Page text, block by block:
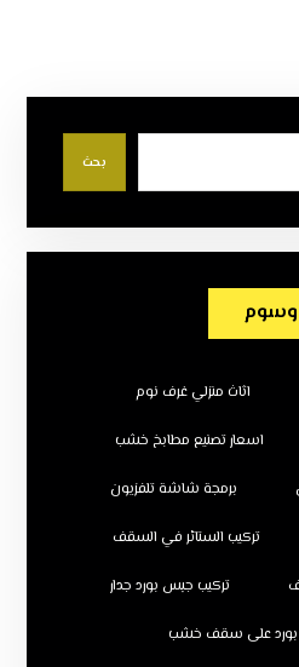
بحث
وسوم
اثاث منزلي غرف نوم
اسعار تصنيع مطابخ خشب
برمجة شاشة تلفزيون
تركيب الستائر في السقف
تركيب جبس بورد جدار
بورد على سقف خشب